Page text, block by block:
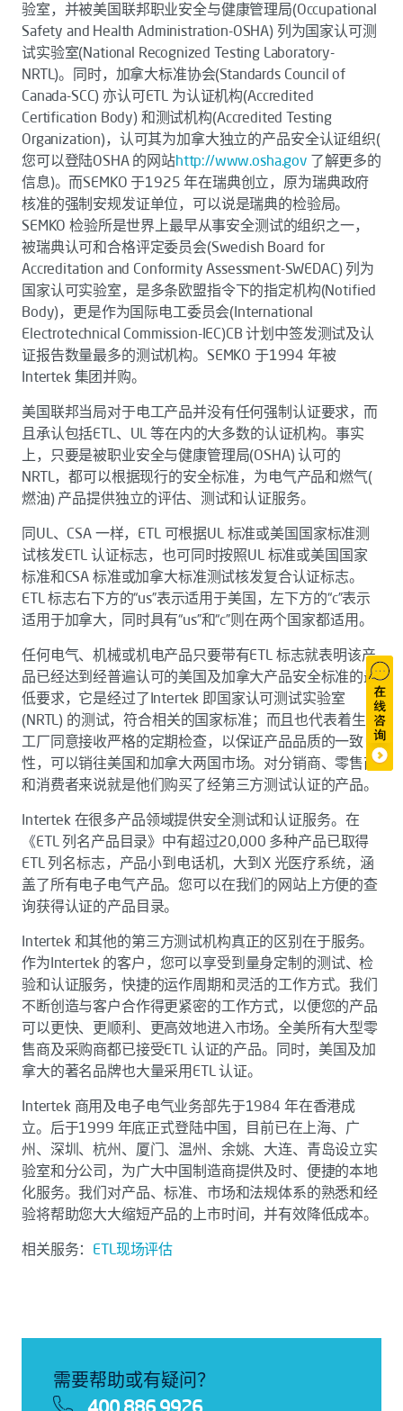
验室，并被美国联邦职业安全与健康管理局(Occupational
Safety and Health Administration-OSHA) 列为国家认可测
试实验室(National Recognized Testing Laboratory-
NRTL)。同时，加拿大标准协会(Standards Council of
Canada-SCC) 亦认可ETL 为认证机构(Accredited
Certification Body) 和测试机构(Accredited Testing
Organization)，认可其为加拿大独立的产品安全认证组织(
您可以登陆OSHA 的网站http://www.osha.gov了解更多的
信息)。而SEMKO 于1925 年在瑞典创立，原为瑞典政府
核准的强制安规发证单位，可以说是瑞典的检验局。
SEMKO 检验所是世界上最早从事安全测试的组织之一，
被瑞典认可和合格评定委员会(Swedish Board for
Accreditation and Conformity Assessment-SWEDAC) 列为
国家认可实验室，是多条欧盟指令下的指定机构(Notified
Body)，更是作为国际电工委员会(International
Electrotechnical Commission-IEC)CB 计划中签发测试及认
证报告数量最多的测试机构。SEMKO 于1994 年被
Intertek 集团并购。
美国联邦当局对于电工产品并没有任何强制认证要求，而
且承认包括ETL、UL 等在内的大多数的认证机构。事实
上，只要是被职业安全与健康管理局(OSHA) 认可的
NRTL，都可以根据现行的安全标准，为电气产品和燃气(
燃油) 产品提供独立的评估、测试和认证服务。
同UL、CSA 一样，ETL 可根据UL 标准或美国国家标准测
试核发ETL 认证标志，也可同时按照UL 标准或美国国家
标准和CSA 标准或加拿大标准测试核发复合认证标志。
ETL 标志右下方的“us”表示适用于美国，左下方的“c”表示
适用于加拿大，同时具有“us”和“c”则在两个国家都适用。
任何电气、机械或机电产品只要带有ETL 标志就表明该产
品已经达到经普遍认可的美国及加拿大产品安全标准的最
低要求，它是经过了Intertek 即国家认可测试实验室
(NRTL) 的测试，符合相关的国家标准；而且也代表着生产
工厂同意接收严格的定期检查，以保证产品品质的一致
性，可以销往美国和加拿大两国市场。对分销商、零售商
和消费者来说就是他们购买了经第三方测试认证的产品。
Intertek 在很多产品领域提供安全测试和认证服务。在
《ETL 列名产品目录》中有超过20,000 多种产品已取得
ETL 列名标志，产品小到电话机，大到X 光医疗系统，涵
盖了所有电子电气产品。您可以在我们的网站上方便的查
询获得认证的产品目录。
Intertek 和其他的第三方测试机构真正的区别在于服务。
作为Intertek 的客户，您可以享受到量身定制的测试、检
验和认证服务，快捷的运作周期和灵活的工作方式。我们
不断创造与客户合作得更紧密的工作方式，以便您的产品
可以更快、更顺利、更高效地进入市场。全美所有大型零
售商及采购商都已接受ETL 认证的产品。同时，美国及加
拿大的著名品牌也大量采用ETL 认证。
Intertek 商用及电子电气业务部先于1984 年在香港成
立。后于1999 年底正式登陆中国，目前已在上海、广
州、深圳、杭州、厦门、温州、余姚、大连、青岛设立实
验室和分公司，为广大中国制造商提供及时、便捷的本地
化服务。我们对产品、标准、市场和法规体系的熟悉和经
验将帮助您大大缩短产品的上市时间，并有效降低成本。
相关服务： ETL现场评估
需要帮助或有疑问？